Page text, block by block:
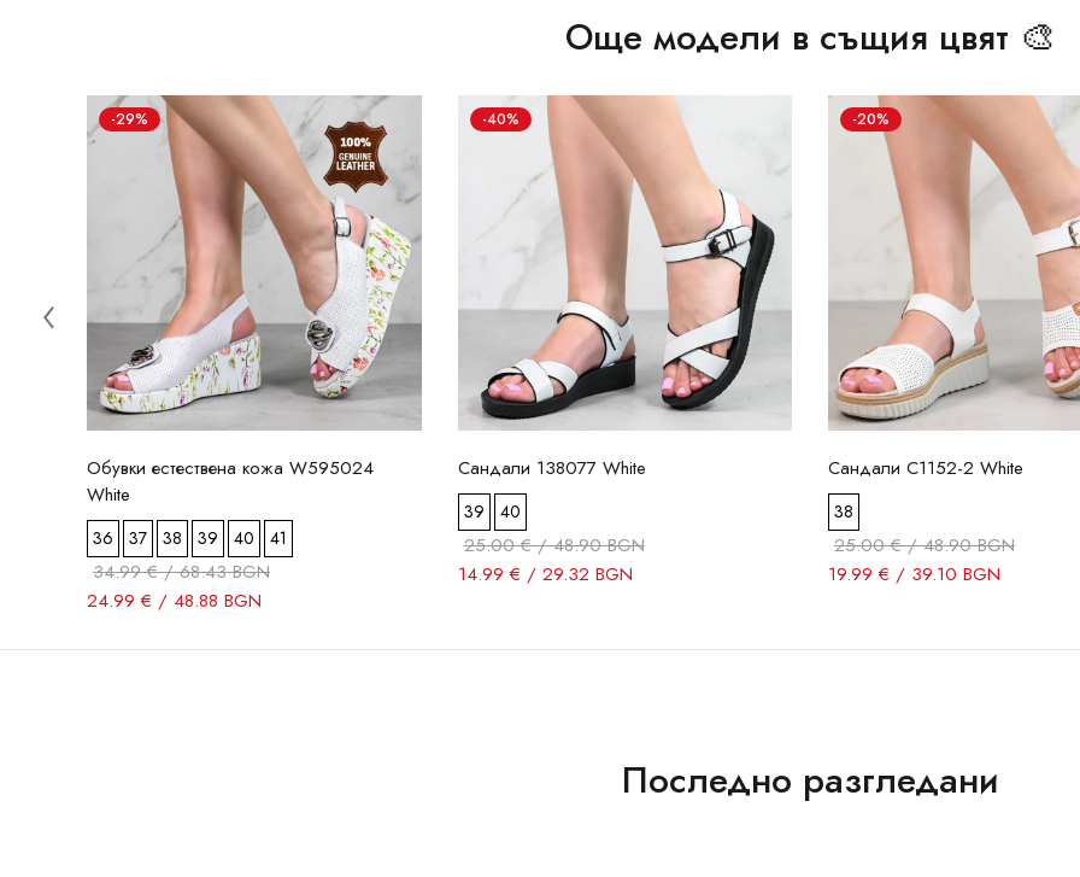
Още модели в същия цвят 🎨
-29%
Обувки естествена кожа W595024
White
36 37 38 39 40 41
34.99 € / 68.43 BGN
24.99 € / 48.88 BGN
-40%
Сандали 138077 White
39 40
25.00 € / 48.90 BGN
14.99 € / 29.32 BGN
-20%
Сандали C1152-2 White
38
25.00 € / 48.90 BGN
19.99 € / 39.10 BGN
Последно разгледани